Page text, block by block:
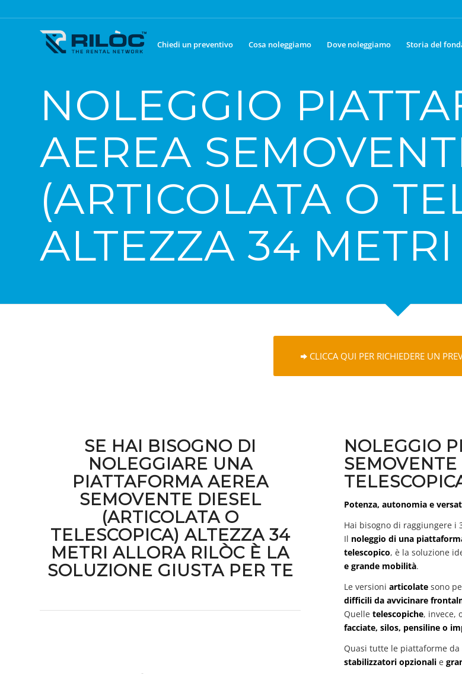
Chiedi un preventivo Cosa noleggiamo Dove noleggiamo Storia del
NOLEGGIO
AEREA
(ARTICOLATA O
ALTEZZA 34 METRI
CLICCA QUI PER RICHIEDERE UN
SE HAI BISOGNO DI
NOLEGGIARE UNA
PIATTAFORMA AEREA
SEMOVENTE DIESEL
(ARTICOLATA O
TELESCOPICA) ALTEZZA 34
METRI ALLORA RILÒC È LA
SOLUZIONE GIUSTA PER TE
NOLEGGIO
Potenza, autonomia e
Hai bisogno di raggiungere
Il noleggio di una
telescopico, è la soluzione
e grande mobilità.
Le versioniarticolate sono
difficili da avvicinare
Quelletelescopiche, invece,
facciate, silos, pensiline o
Quasi tutte le piattaforme
stabilizzatori opzionali e